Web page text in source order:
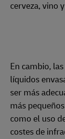
cerveza, vino
En cambio,
líquidos
ser más
más
como el uso
costes de